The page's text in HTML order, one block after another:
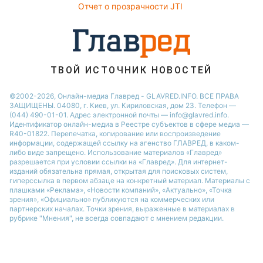
Отчет о прозрачности JTI
ТВОЙ ИСТОЧНИК НОВОСТЕЙ
©2002-2026, Онлайн-медиа Главред - GLAVRED.INFO. ВСЕ ПРАВА
ЗАЩИЩЕНЫ. 04080, г. Киев, ул. Кириловская, дом 23. Телефон —
(044) 490-01-01. Адрес электронной почты — info@glavred.info.
Идентификатор онлайн-медиа в Реестре cубъектов в сфере медиа —
R40-01822. Перепечатка, копирование или воспроизведение
информации, содержащей ссылку на агенство ГЛАВРЕД, в каком-
либо виде запрещено. Использование материалов «Главред»
разрешается при условии ссылки на «Главред». Для интернет-
изданий обязательна прямая, открытая для поисковых систем,
гиперссылка в первом абзаце на конкретный материал. Материалы с
плашками «Реклама», «Новости компаний», «Актуально», «Точка
зрения», «Официально» публикуются на коммерческих или
партнерских началах. Точки зрения, выраженные в материалах в
рубрике "Мнения", не всегда совпадают с мнением редакции.